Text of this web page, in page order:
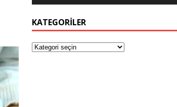
KATEGORILER